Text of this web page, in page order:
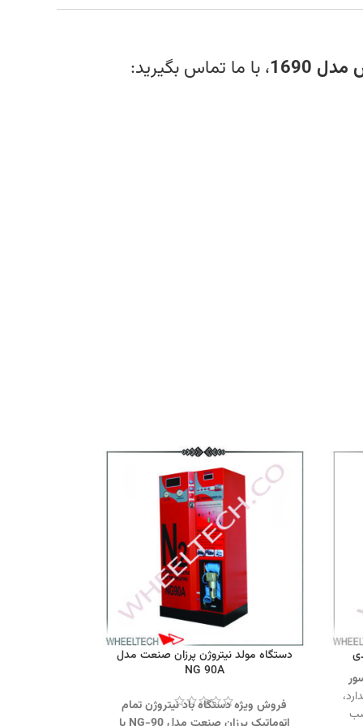
1690 ، با ما تماس بگیرید:
دستگاه مولد نیتروژن پرزان صنعت مدل
NG 90A
فروش ویژه دستگاه باد نیتروژن تمام